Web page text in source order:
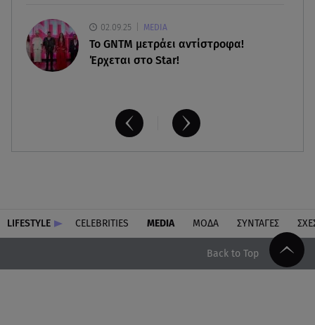
02.09.25 MEDIA
Το GNTM μετράει αντίστροφα!
Έρχεται στο Star!
LIFESTYLE CELEBRITIES MEDIA ΜΟΔΑ ΣΥΝΤΑΓΕΣ
Back to Top